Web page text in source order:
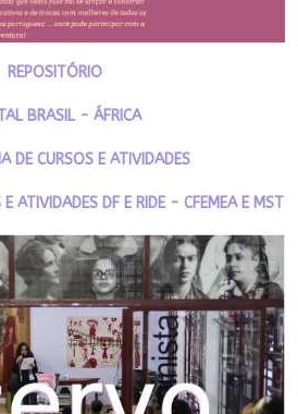
REPOSITÓRIO
BRASIL - ÁFRICA
DE CURSOS E ATIVIDADES
ATIVIDADES DF E RIDE - CFEMEA E MST